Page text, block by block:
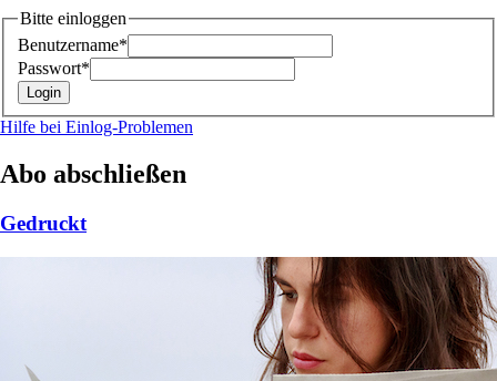
Bitte einloggen
Benutzername*
Passwort*
Hilfe bei Einlog-Problemen
Abo abschließen
Gedruckt